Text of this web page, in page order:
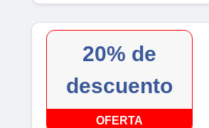
20% de
descuento
OFERTA